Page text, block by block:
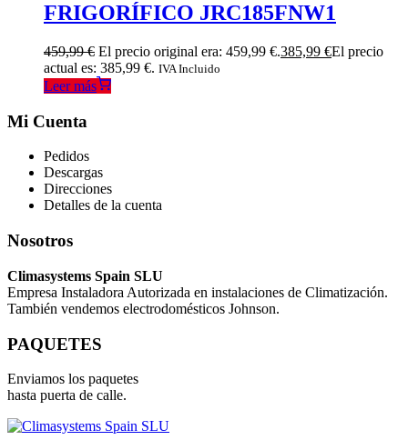
FRIGORÍFICO JRC185FNW1
459,99€ El precio original era: 459,99 €.385,99 €El precio
actual es: 385,99 €. IVA Incluido
Leer más
Mi Cuenta
Pedidos
Descargas
Direcciones
Detalles de la cuenta
Nosotros
Climasystems Spain SLU
Empresa Instaladora Autorizada en instalaciones de Climatización.
También vendemos electrodomésticos Johnson.
PAQUETES
Enviamos los paquetes
hasta puerta de calle.